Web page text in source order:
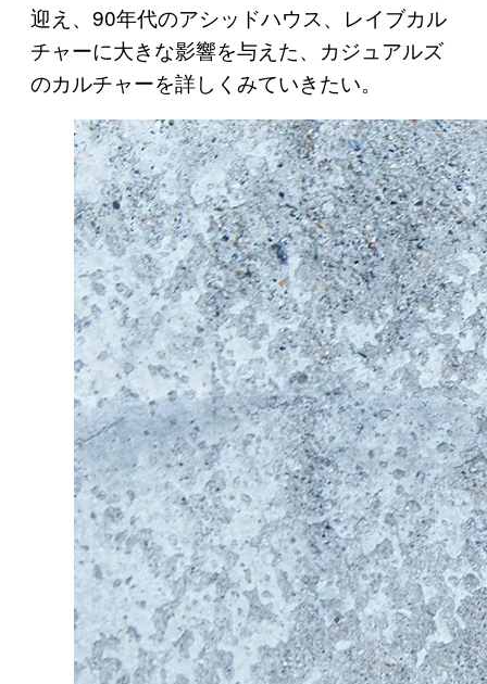
迎え、90年代のアシッドハウス、レイブカル
チャーに大きな影響を与えた、カジュアルズ
のカルチャーを詳しくみていきたい。